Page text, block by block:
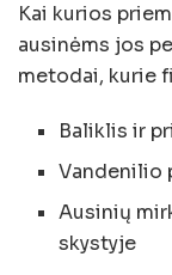
Kai kurios
ausinėms jos
metodai, kurie
Baliklis ir
Vandenilio
Ausinių
skystyje